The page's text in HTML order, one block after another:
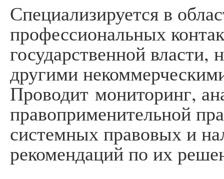
Специализируется в
профессиональных
государственной
другими
Проводит мониторинг,
правоприменительной
системных правовых и
рекомендаций по их